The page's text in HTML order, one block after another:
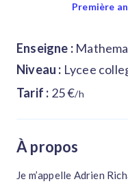
Première
Enseigne :
Niveau : Lycee
Tarif : 25 €/h
À propos
Je m’appelle Adrien